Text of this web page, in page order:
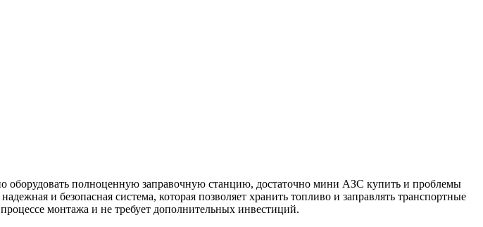
оборудовать полноценную заправочную станцию, достаточно мини АЗС купить и проблемы
и безопасная система, которая позволяет хранить топливо и заправлять транспортные
монтажа и не требует дополнительных инвестиций.